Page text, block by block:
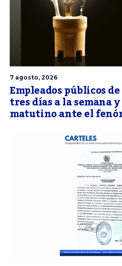
7 agosto, 2026
Empleados públicos
tres días a la semana
matutino ante el